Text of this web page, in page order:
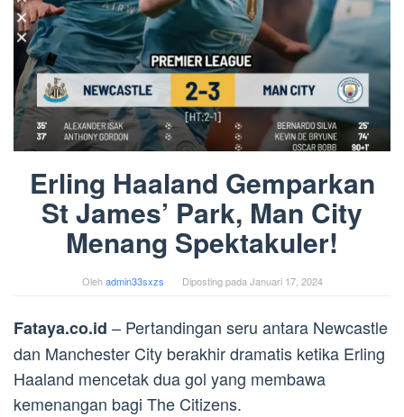
Erling Haaland Gemparkan
St James’ Park, Man City
Menang Spektakuler!
Olehadmin33sxzs Diposting padaJanuari 17, 2024
Fataya.co.id – Pertandingan seru antara Newcastle
dan Manchester City berakhir dramatis ketika Erling
Haaland mencetak dua gol yang membawa
kemenangan bagi The Citizens.